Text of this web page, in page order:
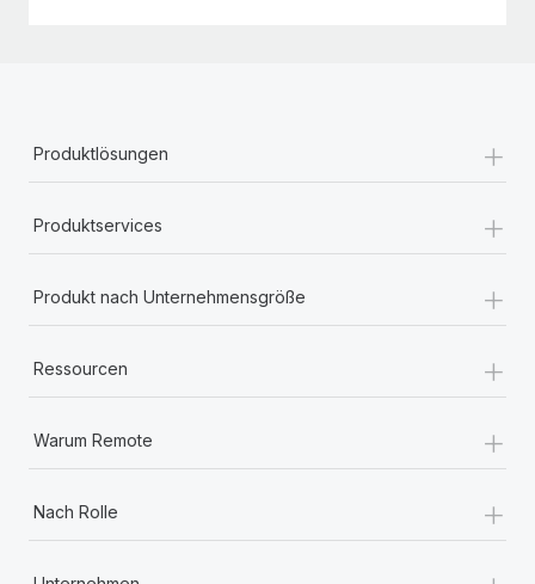
Produktlösungen +
Produktservices +
Produkt nach Unternehmensgröße +
Ressourcen +
Warum Remote +
Nach Rolle +